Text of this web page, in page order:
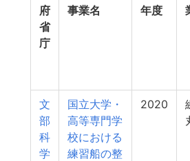
府
省
庁
事業名 年度
文
部
科
学
国立大学・
高等専門学
校における
練習船の整
2020